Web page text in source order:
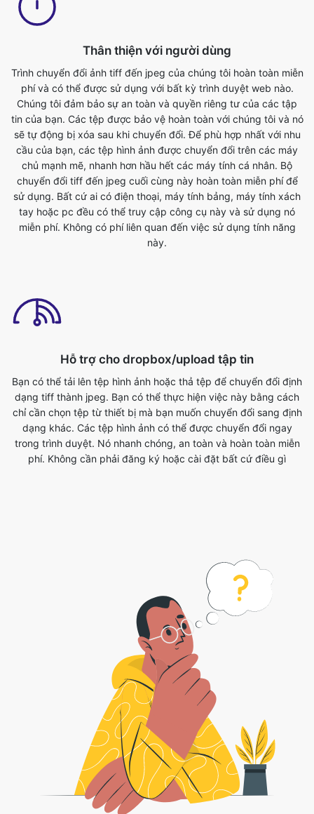
Trình chuyển đổi ảnh tiff đến jpeg của chúng tôi hoàn toàn miễn
phí và có thể được sử dụng với bất kỳ trình duyệt web nào.
Chúng tôi đảm bảo sự an toàn và quyền riêng tư của các tập
tin của bạn. Các tệp được bảo vệ hoàn toàn với chúng tôi và nó
sẽ tự động bị xóa sau khi chuyển đổi. Để phù hợp nhất với nhu
cầu của bạn, các tệp hình ảnh được chuyển đổi trên các máy
chủ mạnh mẽ, nhanh hơn hầu hết các máy tính cá nhân. Bộ
chuyển đổi tiff đến jpeg cuối cùng này hoàn toàn miễn phí để
sử dụng. Bất cứ ai có điện thoại, máy tính bảng, máy tính xách
tay hoặc pc đều có thể truy cập công cụ này và sử dụng nó
miễn phí. Không có phí liên quan đến việc sử dụng tính năng
này.
Bạn có thể tải lên tệp hình ảnh hoặc thả tệp để chuyển đổi định
chỉ cần chọn tệp từ thiết bị mà bạn muốn chuyển đổi sang định
dạng khác. Các tệp hình ảnh có thể được chuyển đổi ngay
trong trình duyệt. Nó nhanh chóng, an toàn và hoàn toàn miễn
phí. Không cần phải đăng ký hoặc cài đặt bất cứ điều gì